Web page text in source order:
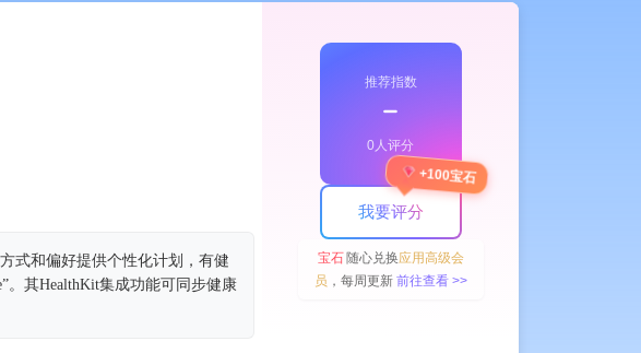
式和偏好提供个性化计划，有健
。其HealthKit集成功能可同步健康
推荐指数
﹣
0人评分
我要评分
+100宝石
宝石随心兑换应用高级会
员 ，每周更新 前往查看 >>